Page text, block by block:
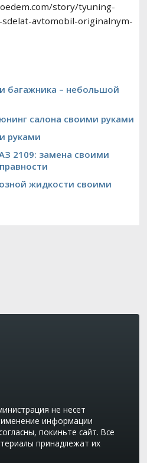
story/tyuning-
avtomobil-originalnym-
багажника – небольшой
салона своими руками
руками
2109: замена своими
жидкости своими
не несет
информации
покиньте сайт. Все
принадлежат их